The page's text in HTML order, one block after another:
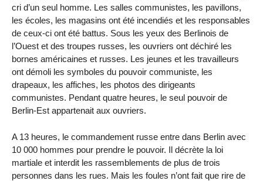
cri d’un seul homme. Les salles communistes, les pavillons,
les écoles, les magasins ont été incendiés et les responsables
de ceux-ci ont été battus. Sous les yeux des Berlinois de
l’Ouest et des troupes russes, les ouvriers ont déchiré les
bornes américaines et russes. Les jeunes et les travailleurs
ont démoli les symboles du pouvoir communiste, les
drapeaux, les affiches, les photos des dirigeants
communistes. Pendant quatre heures, le seul pouvoir de
Berlin-Est appartenait aux ouvriers.
A 13 heures, le commandement russe entre dans Berlin avec
10 000 hommes pour prendre le pouvoir. Il décrète la loi
martiale et interdit les rassemblements de plus de trois
personnes dans les rues. Mais les foules n’ont fait que rire de